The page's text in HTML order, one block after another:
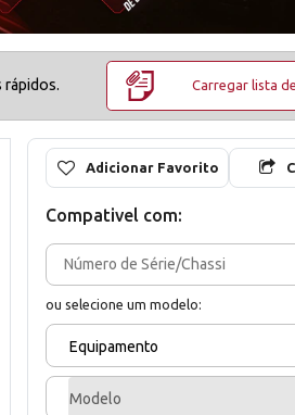
rápidos. Carregar lista
Adicionar Favorito
Compativel com:
ou selecione um modelo:
Equipamento
Modelo